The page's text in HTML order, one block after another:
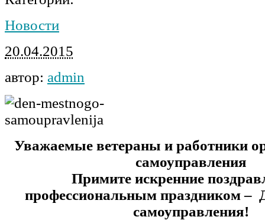
Новости
20.04.2015
автор: admin
Уважаемые ветераны и работники
самоуправления
Примите искренние
профессиональным праздником –
самоуправления!